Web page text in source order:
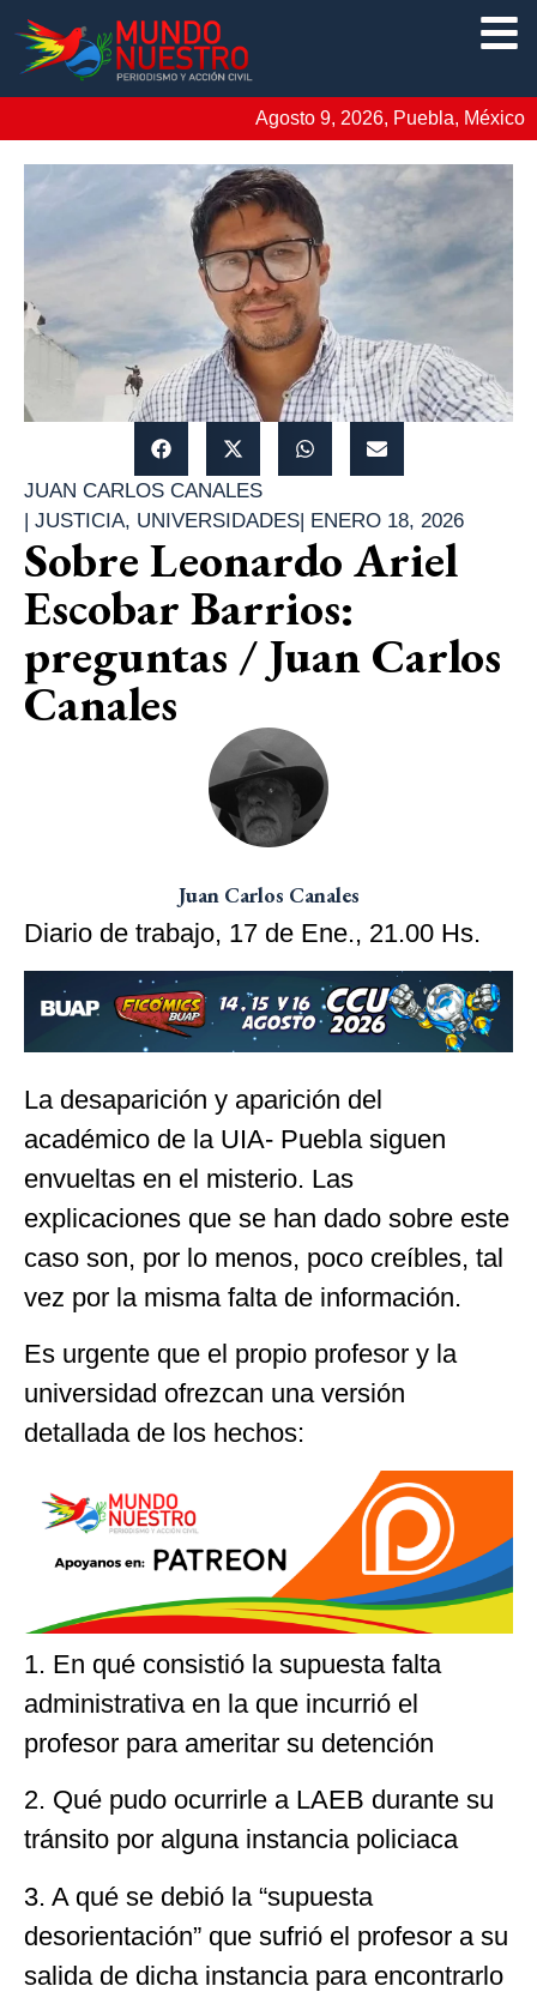
Agosto 9, 2026, Puebla, México
JUAN CARLOS CANALES
| JUSTICIA, UNIVERSIDADES| ENERO 18, 2026
Sobre Leonardo Ariel
Escobar Barrios:
preguntas / Juan Carlos
Canales
Juan Carlos Canales
Diario de trabajo, 17 de Ene., 21.00 Hs.
La desaparición y aparición del
académico de la UIA- Puebla siguen
envueltas en el misterio. Las
explicaciones que se han dado sobre este
caso son, por lo menos, poco creíbles, tal
vez por la misma falta de información.
Es urgente que el propio profesor y la
universidad ofrezcan una versión
detallada de los hechos:
1. En qué consistió la supuesta falta
administrativa en la que incurrió el
profesor para ameritar su detención
2. Qué pudo ocurrirle a LAEB durante su
tránsito por alguna instancia policiaca
3. A qué se debió la “supuesta
desorientación” que sufrió el profesor a su
salida de dicha instancia para encontrarlo